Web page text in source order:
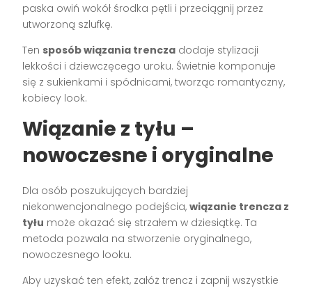
paska owiń wokół środka pętli i przeciągnij przez
utworzoną szlufkę.
Ten sposób wiązania trencza dodaje stylizacji
lekkości i dziewczęcego uroku. Świetnie komponuje
się z sukienkami i spódnicami, tworząc romantyczny,
kobiecy look.
Wiązanie z tyłu –
nowoczesne i oryginalne
Dla osób poszukujących bardziej
niekonwencjonalnego podejścia,wiązanie trencza z
tyłu może okazać się strzałem w dziesiątkę. Ta
metoda pozwala na stworzenie oryginalnego,
nowoczesnego looku.
Aby uzyskać ten efekt, załóż trencz i zapnij wszystkie